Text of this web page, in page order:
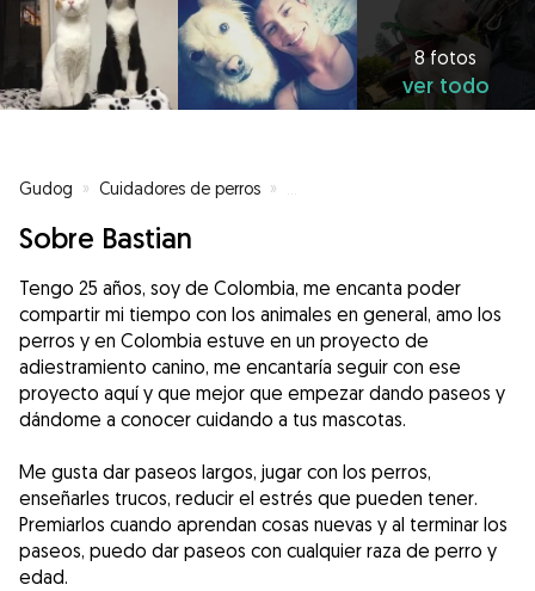
8 fotos
ver todo
Gudog » Cuidadores de perros »
Sobre Bastian
Tengo 25 años, soy de Colombia, me encanta poder
compartir mi tiempo con los animales en general, amo los
perros y en Colombia estuve en un proyecto de
adiestramiento canino, me encantaría seguir con ese
proyecto aquí y que mejor que empezar dando paseos y
dándome a conocer cuidando a tus mascotas.
Me gusta dar paseos largos, jugar con los perros,
enseñarles trucos, reducir el estrés que pueden tener.
Premiarlos cuando aprendan cosas nuevas y al terminar los
paseos, puedo dar paseos con cualquier raza de perro y
edad.